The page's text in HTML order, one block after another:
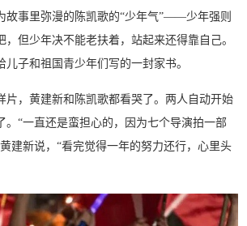
故事里弥漫的陈凯歌的“少年气”——少年强则
，但少年决不能老扶着，站起来还得靠自己。
子和祖国青少年们写的一封家书。
片，黄建新和陈凯歌都看哭了。两人自动开始
“一直还是蛮担心的，因为七个导演拍一部
建新说，“看完觉得一年的努力还行，心里头